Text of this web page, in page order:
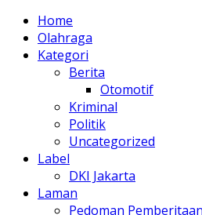
Home
Olahraga
Kategori
Berita
Otomotif
Kriminal
Politik
Uncategorized
Label
DKI Jakarta
Laman
Pedoman